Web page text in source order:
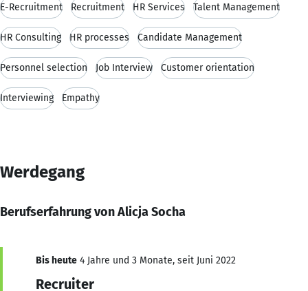
E-Recruitment Recruitment HR Services Talent Management
HR Consulting HR processes Candidate Management
Personnel selection Job Interview Customer orientation
Interviewing Empathy
Werdegang
Berufserfahrung von Alicja Socha
Bis heute 4 Jahre und 3 Monate, seit Juni 2022
Recruiter